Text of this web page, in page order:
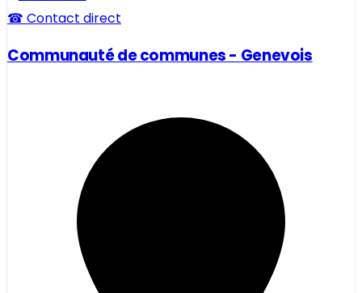
☎ Contact direct
Communauté de communes - Genevois